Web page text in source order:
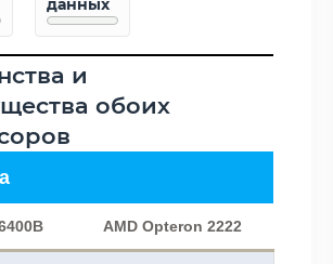
данных
и
обоих
AMD Opteron 2222